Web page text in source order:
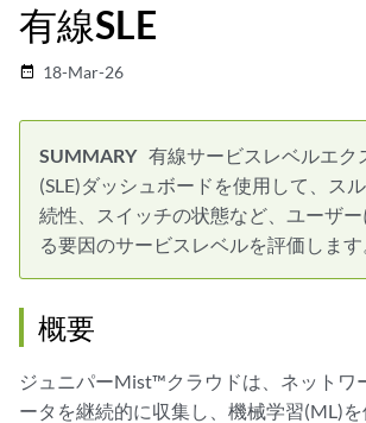
有線SLE
date_range 18-Mar-26
有線サービスレベルエク
(SLE)ダッシュボードを使用して、ス
続性、スイッチの状態など、ユーザー
る要因のサービスレベルを評価します
概要
ジュニパーMist™クラウドは、ネットワ
ータを継続的に収集し、機械学習(ML)